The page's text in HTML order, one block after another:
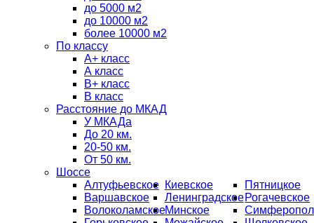
до 5000 м2
до 10000 м2
более 10000 м2
По классу
А+ класс
А класс
B+ класс
В класс
Расстояние до МКАД
У МКАДа
До 20 км.
20-50 км.
От 50 км.
Шоссе
Алтуфьевское
Варшавское
Волоколамское
Киевское
Ленинградское
Минское
Пятницкое
Рогачевское